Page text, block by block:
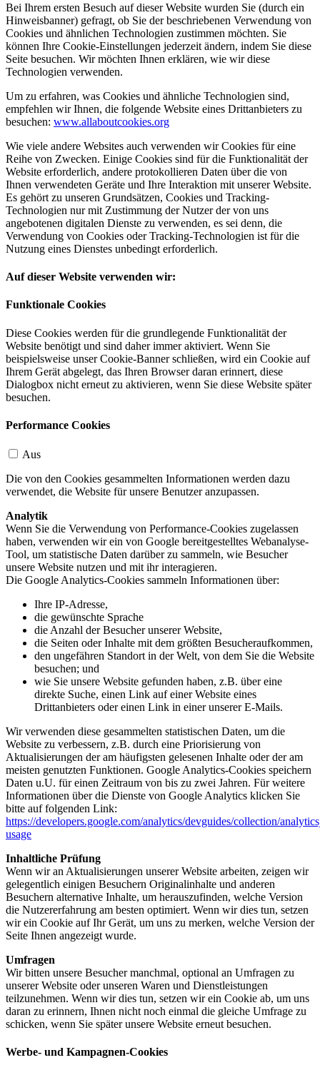
Bei Ihrem ersten Besuch auf dieser Website wurden Sie (durch ein
Hinweisbanner) gefragt, ob Sie der beschriebenen Verwendung von
Cookies und ähnlichen Technologien zustimmen möchten. Sie
können Ihre Cookie-Einstellungen jederzeit ändern, indem Sie diese
Seite besuchen. Wir möchten Ihnen erklären, wie wir diese
Technologien verwenden.
Um zu erfahren, was Cookies und ähnliche Technologien sind,
empfehlen wir Ihnen, die folgende Website eines Drittanbieters zu
besuchen: www.allaboutcookies.org
Wie viele andere Websites auch verwenden wir Cookies für eine
Reihe von Zwecken. Einige Cookies sind für die Funktionalität der
Website erforderlich, andere protokollieren Daten über die von
Ihnen verwendeten Geräte und Ihre Interaktion mit unserer Website.
Es gehört zu unseren Grundsätzen, Cookies und Tracking-
Technologien nur mit Zustimmung der Nutzer der von uns
angebotenen digitalen Dienste zu verwenden, es sei denn, die
Verwendung von Cookies oder Tracking-Technologien ist für die
Nutzung eines Dienstes unbedingt erforderlich.
Auf dieser Website verwenden wir:
Funktionale Cookies
Diese Cookies werden für die grundlegende Funktionalität der
Website benötigt und sind daher immer aktiviert. Wenn Sie
beispielsweise unser Cookie-Banner schließen, wird ein Cookie auf
Ihrem Gerät abgelegt, das Ihren Browser daran erinnert, diese
Dialogbox nicht erneut zu aktivieren, wenn Sie diese Website später
besuchen.
Performance Cookies
Aus
Die von den Cookies gesammelten Informationen werden dazu
verwendet, die Website für unsere Benutzer anzupassen.
Analytik
Wenn Sie die Verwendung von Performance-Cookies zugelassen
haben, verwenden wir ein von Google bereitgestelltes Webanalyse-
Tool, um statistische Daten darüber zu sammeln, wie Besucher
unsere Website nutzen und mit ihr interagieren.
Die Google Analytics-Cookies sammeln Informationen über:
Ihre IP-Adresse,
die gewünschte Sprache
die Anzahl der Besucher unserer Website,
die Seiten oder Inhalte mit dem größten Besucheraufkommen,
den ungefähren Standort in der Welt, von dem Sie die Website
besuchen; und
wie Sie unsere Website gefunden haben, z.B. über eine
direkte Suche, einen Link auf einer Website eines
Drittanbieters oder einen Link in einer unserer E-Mails.
Wir verwenden diese gesammelten statistischen Daten, um die
Website zu verbessern, z.B. durch eine Priorisierung von
Aktualisierungen der am häufigsten gelesenen Inhalte oder der am
meisten genutzten Funktionen. Google Analytics-Cookies speichern
Daten u.U. für einen Zeitraum von bis zu zwei Jahren. Für weitere
Informationen über die Dienste von Google Analytics klicken Sie
bitte auf folgenden Link:
https://developers.google.com/analytics/devguides/collection/
usage
Inhaltliche Prüfung
Wenn wir an Aktualisierungen unserer Website arbeiten, zeigen wir
gelegentlich einigen Besuchern Originalinhalte und anderen
Besuchern alternative Inhalte, um herauszufinden, welche Version
die Nutzererfahrung am besten optimiert. Wenn wir dies tun, setzen
wir ein Cookie auf Ihr Gerät, um uns zu merken, welche Version der
Seite Ihnen angezeigt wurde.
Umfragen
Wir bitten unsere Besucher manchmal, optional an Umfragen zu
unserer Website oder unseren Waren und Dienstleistungen
teilzunehmen. Wenn wir dies tun, setzen wir ein Cookie ab, um uns
daran zu erinnern, Ihnen nicht noch einmal die gleiche Umfrage zu
schicken, wenn Sie später unsere Website erneut besuchen.
Werbe- und Kampagnen-Cookies